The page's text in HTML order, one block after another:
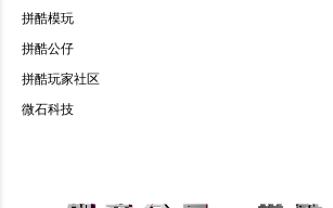
拼酷模玩
拼酷公仔
拼酷玩家社区
微石科技